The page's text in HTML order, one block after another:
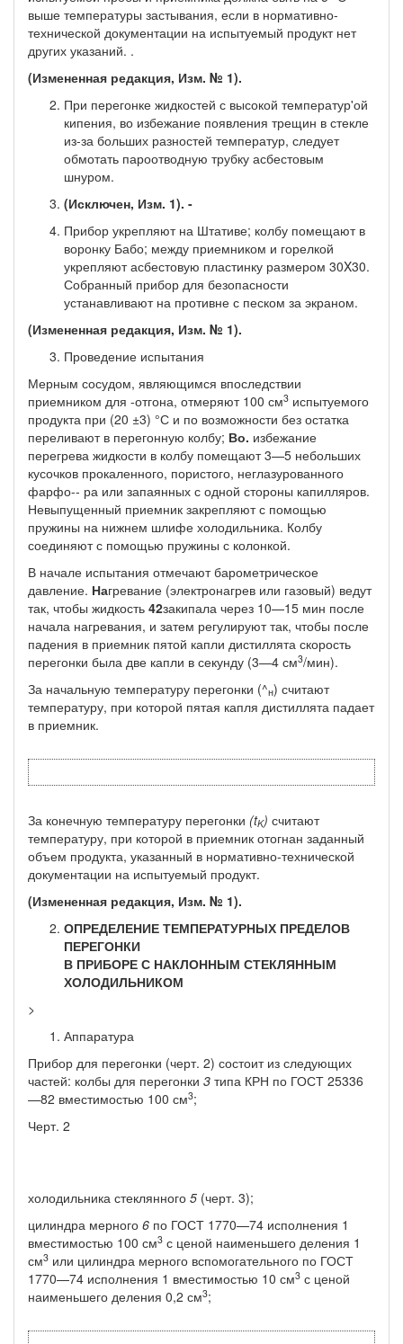
выше температуры застывания, если в нормативно-
технической документации на ис­пытуемый продукт нет
других указаний. .
(Измененная редакция, Изм. № 1).
При перегонке жидкостей с высокой температур'ой
кипе­ния, во избежание появления трещин в стекле
из-за больших раз­ностей температур, следует
обмотать пароотводную трубку асбес­товым
шнуром.
(Исключен, Изм. 1). -
Прибор укрепляют на Штативе; колбу помещают в
во­ронку Бабо; между приемником и горелкой
укрепляют асбесто­вую пластинку размером 30X30.
Собранный прибор для безопас­ности
устанавливают на противне с песком за экраном.
(Измененная редакция, Изм. № 1).
Проведение испытания
Мерным сосудом, являющимся впоследствии
приемником для -отгона, отмеряют 100 см3 испытуемого
продукта при (20 ±3) °С и по возможности без остатка
переливают в перегонную колбу; Во. избежание
перегрева жидкости в колбу помещают 3—5 неболь­ших
кусочков прокаленного, пористого, неглазурованного
фарфо-- ра или запаянных с одной стороны капилляров.
Невыпущенный приемник закрепляют с помощью
пружины на нижнем шлифе хо­лодильника. Колбу
соединяют с помощью пружины с колонкой.
В начале испытания отмечают барометрическое
давление. На­гревание (электронагрев или газовый) ведут
так, чтобы жидкость 42закипала через 10—15 мин после
начала нагревания, и затем ре­гулируют так, чтобы после
падения в приемник пятой капли ди­стиллята скорость
перегонки была две капли в секунду (3—4 см3/мин).
За начальную температуру перегонки (^н) считают
темпера­туру, при которой пятая капля дистиллята падает
в приемник.
За конечную температуру перегонки (tK) считают
температу­ру, при которой в приемник отогнан заданный
объем продукта, указанный в нормативно-технической
документации на испытуе­мый продукт.
(Измененная редакция, Изм. № 1).
ОПРЕДЕЛЕНИЕ ТЕМПЕРАТУРНЫХ ПРЕДЕЛОВ
ПЕРЕГОНКИ
В ПРИБОРЕ С НАКЛОННЫМ СТЕКЛЯННЫМ
ХОЛОДИЛЬНИКОМ
>
Аппаратура
Прибор для перегонки (черт. 2) состоит из следующих
частей: колбы для перегонки 3 типа КРН по ГОСТ 25336
—82 вместимо­стью 100 см3;
Черт. 2
холодильника стеклянного 5 (черт. 3);
цилиндра мерного 6 по ГОСТ 1770—74 исполнения 1
вмести­мостью 100 см3 с ценой наименьшего деления 1
см3 или цилинд­ра мерного вспомогательного по ГОСТ
1770—74 исполнения 1 вместимостью 10 см3 с ценой
наименьшего деления 0,2 см3;